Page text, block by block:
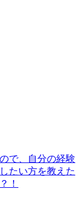
で、自分の経験
たい方を教えた
！